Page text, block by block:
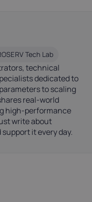
Tech Lab
technical
dedicated to
to scaling
real-world
high-performance
write about
it every day.